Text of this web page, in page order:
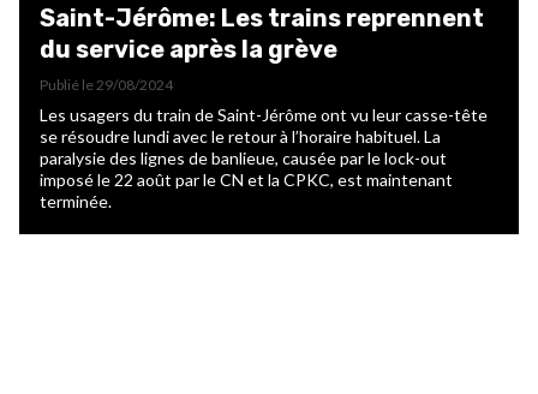
Saint-Jérôme: Les trains reprennent
du service après la grève
Publié le29/08/2024
Les usagers du train de Saint-Jérôme ont vu leur casse-tête
se résoudre lundi avec le retour à l’horaire habituel. La
paralysie des lignes de banlieue, causée par le lock-out
imposé le 22 août par le CN et la CPKC, est maintenant
terminée.